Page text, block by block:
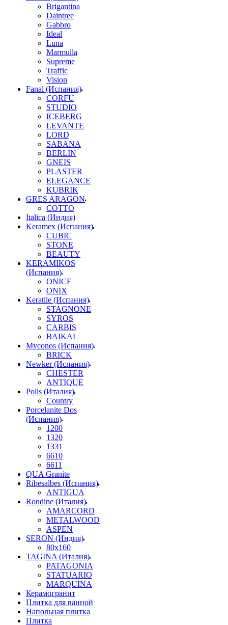
Brigantina
Daintree
Gabbro
Ideal
Luna
Marmulla
Supreme
Traffic
Vision
Fanal (Испания)
CORFU
STUDIO
ICEBERG
LEVANTE
LORD
SABANA
BERLIN
GNEIS
PLASTER
ELEGANCE
KUBRIK
GRES ARAGON
COTTO
Italica (Индия)
Keramex (Испания)
CUBIC
STONE
BEAUTY
KERAMIKOS
(Испания)
ONICE
ONIX
Keratile (Испания)
STAGNONE
SYROS
CARBIS
BAIKAL
Myconos (Испания)
BRICK
Newker (Испания)
CHESTER
ANTIQUE
Polis (Италия)
Country
Porcelanite Dos
(Испания)
1200
1320
1331
6610
6611
QUA Granite
Ribesalbes (Испания)
ANTIGUA
Rondine (Италия)
AMARCORD
METALWOOD
ASPEN
SERON (Индия)
80x160
TAGINA (Италия)
PATAGONIA
STATUARIO
MARQUINA
Керамогранит
Плитка для ванной
Напольная плитка
Плитка